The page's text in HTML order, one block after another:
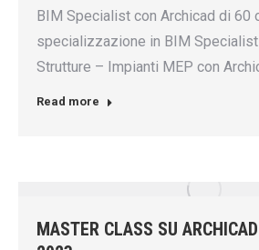
BIM Specialist con Archicad di 60
specializzazione in BIM
Strutture – Impianti MEP con
Read more
MASTER CLASS SU